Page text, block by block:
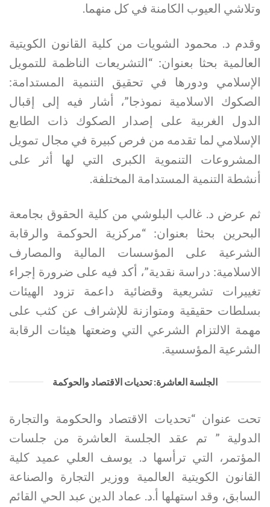
وتلاشي العيوب الكامنة في كل منهما.
وقدم د. محمود الشويات من كلية القانون الكويتية
العالمية بحثا بعنوان: “التشريعات الناظمة للتمويل
الإسلامي ودورها في تحقيق التنمية المستدامة:
الصكوك الاسلامية نموذجا”، أشار فيه إلى إقبال
الدول الغربية على إصدار الصكوك ذات الطابع
الإسلامي لما تقدمه من فرص كبيرة في مجال تمويل
المشروعات التنموية الكبرى التي لها أثر على
أنشطة التنمية المستدامة المختلفة.
ثم عرض د. غالب البلوشي من كلية الحقوق بجامعة
البحرين بحثا بعنوان: “مركزية الحوكمة والرقابة
الشرعية على المؤسسات المالية والمصارف
الاسلامية: دراسة نقدية”، أكد فيه على ضرورة إجراء
تغييرات تشريعية وقضائية داعمة تزود الهيئات
بسلطات حقيقية ومتوازنة للإشراف عن كثب على
مهمة الالتزام الشرعي التي وضعتها هيئات الرقابة
الشرعية المؤسسية.
الجلسة العاشرة: تحديات الاقتصاد والحوكمة
تحت عنوان “تحديات الاقتصاد والحكومة والتجارة
الدولية ” تم عقد الجلسة العاشرة من جلسات
المؤتمر، التي ترأسها د. يوسف العلي عميد كلية
القانون الكويتية العالمية ووزير التجارة والصناعة
السابق، وقد استهلها أ.د. عماد الدين عبد الحي القائم